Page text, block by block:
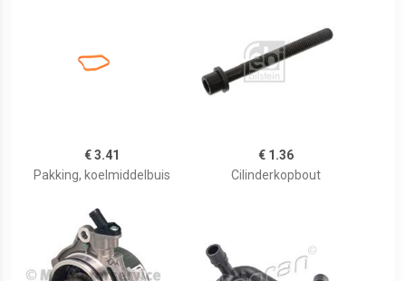
€ 3.41
Pakking, koelmiddelbuis
€ 1.36
Cilinderkopbout